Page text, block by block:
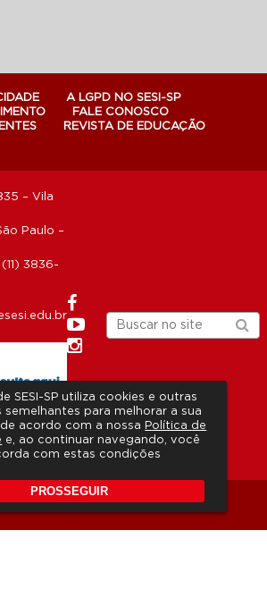
A LGPD NO SESI-SP
FALE CONOSCO
REVISTA DE EDUCAÇÃO
– Vila
Paulo –
3836-
© Todos os direitos reservados.
SESI-SP utiliza cookies e outras
semelhantes para melhorar a sua
acordo com a nossa Política de
e, ao continuar navegando, você
com estas condições
PROSSEGUIR